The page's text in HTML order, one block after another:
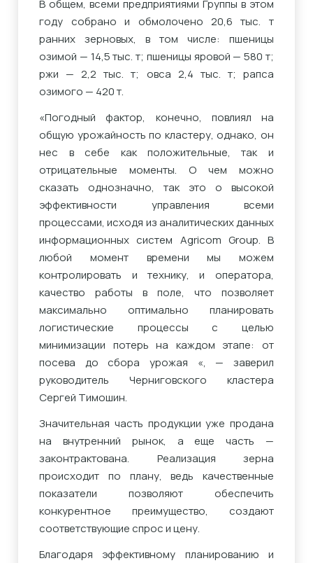
В общем, всеми предприятиями Группы в этом
году собрано и обмолочено 20,6 тыс. т
ранних зерновых, в том числе: пшеницы
озимой — 14,5 тыс. т; пшеницы яровой — 580 т;
ржи — 2,2 тыс. т; овса 2,4 тыс. т; рапса
озимого — 420 т.
«Погодный фактор, конечно, повлиял на
общую урожайность по кластеру, однако, он
нес в себе как положительные, так и
отрицательные моменты. О чем можно
сказать однозначно, так это о высокой
эффективности управления всеми
процессами, исходя из аналитических данных
информационных систем Agricom Group. В
любой момент времени мы можем
контролировать и технику, и оператора,
качество работы в поле, что позволяет
максимально оптимально планировать
логистические процессы с целью
минимизации потерь на каждом этапе: от
посева до сбора урожая «, — заверил
руководитель Черниговского кластера
Сергей Тимошин.
Значительная часть продукции уже продана
на внутренний рынок, а еще часть —
законтрактована. Реализация зерна
происходит по плану, ведь качественные
показатели позволяют обеспечить
конкурентное преимущество, создают
соответствующие спрос и цену.
Благодаря эффективному планированию и